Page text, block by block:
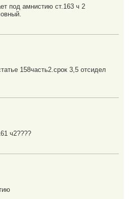
под амнистию ст.163 ч 2
158часть2.срок 3,5 отсидел
ч2????